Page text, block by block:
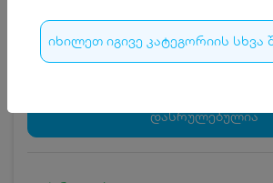
იხილეთ იგივე კატეგორიის სხვა
დამატებითი საწოლი
კვება
დასრულებულია